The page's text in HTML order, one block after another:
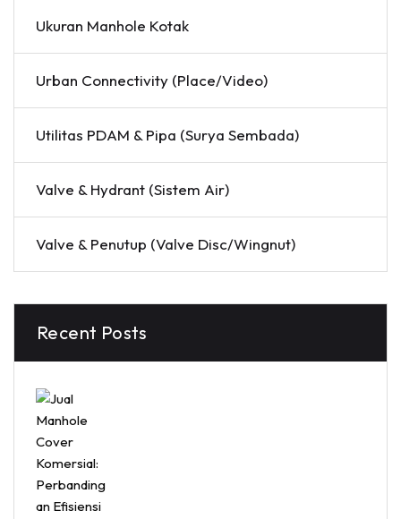
Ukuran Manhole Kotak
Urban Connectivity (Place/Video)
Utilitas PDAM & Pipa (Surya Sembada)
Valve & Hydrant (Sistem Air)
Valve & Penutup (Valve Disc/Wingnut)
Recent Posts